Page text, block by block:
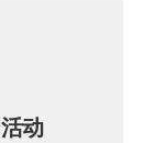
动